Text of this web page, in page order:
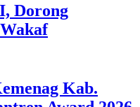
Dorong
Kab.